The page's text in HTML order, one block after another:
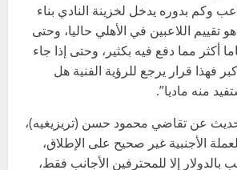
وكم بدوره يدخل لخزينة النادي بناء
تقييم اللاعبين في الأهلي حاليا، وحتى
أكثر مما دفع فيه بكثير، وحتى إذا جاء
فهذا قرار يرجع للرؤية الفنية هل
منه ماديا”.
عن تقاضي محمود حسن (تريزيغيه)،
الأجنبية غير صحيح على الإطلاق،
بالدولار إلا للمحترفين الأجانب فقط،